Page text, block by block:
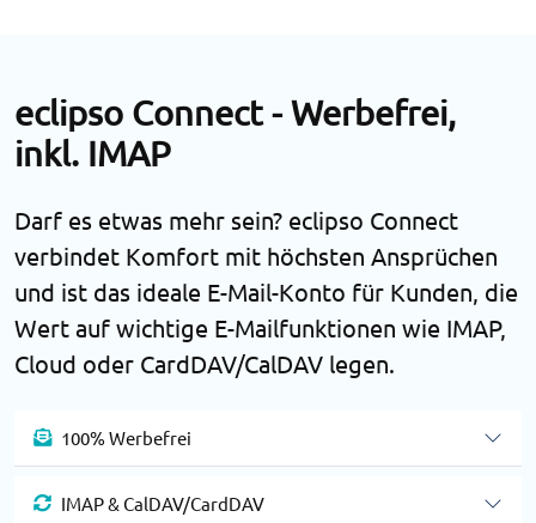
eclipso Connect - Werbefrei,
inkl. IMAP
Darf es etwas mehr sein? eclipso Connect
verbindet Komfort mit höchsten Ansprüchen
und ist das ideale E-Mail-Konto für Kunden, die
Wert auf wichtige E-Mailfunktionen wie IMAP,
Cloud oder CardDAV/CalDAV legen.
100% Werbefrei
IMAP & CalDAV/CardDAV